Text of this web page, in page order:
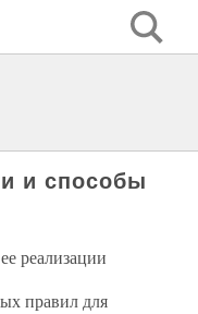
и способы
реализации
правил для